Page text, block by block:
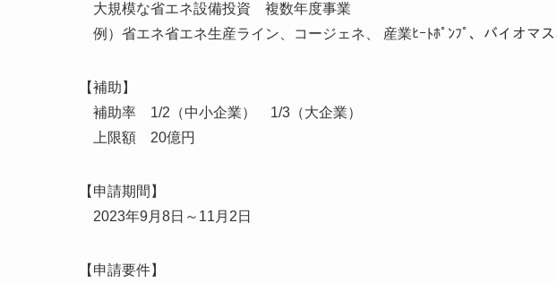
大規模な省エネ設備投資 複数年度事業
例）省エネ省エネ生産ライン、コージェネ、 産業ﾋｰﾄﾎﾟﾝﾌﾟ、バイオマ
【補助】
補助率 1/2（中小企業） 1/3（大企業）
上限額 20億円
【申請期間】
2023年9月8日～11月2日
【申請要件】